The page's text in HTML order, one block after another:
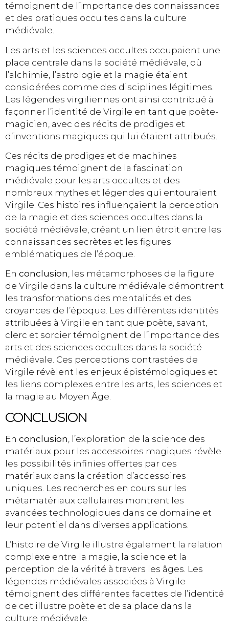
témoignent de l’importance des connaissances
et des pratiques occultes dans la culture
médiévale.
Les arts et les sciences occultes occupaient une
place centrale dans la société médiévale, où
l’alchimie, l’astrologie et la magie étaient
considérées comme des disciplines légitimes.
Les légendes virgiliennes ont ainsi contribué à
façonner l’identité de Virgile en tant que poète-
magicien, avec des récits de prodiges et
d’inventions magiques qui lui étaient attribués.
Ces récits de prodiges et de machines
magiques témoignent de la fascination
médiévale pour les arts occultes et des
nombreux mythes et légendes qui entouraient
Virgile. Ces histoires influençaient la perception
de la magie et des sciences occultes dans la
société médiévale, créant un lien étroit entre les
connaissances secrètes et les figures
emblématiques de l’époque.
En conclusion, les métamorphoses de la figure
de Virgile dans la culture médiévale démontrent
les transformations des mentalités et des
croyances de l’époque. Les différentes identités
attribuées à Virgile en tant que poète, savant,
clerc et sorcier témoignent de l’importance des
arts et des sciences occultes dans la société
médiévale. Ces perceptions contrastées de
Virgile révèlent les enjeux épistémologiques et
les liens complexes entre les arts, les sciences et
la magie au Moyen Âge.
CONCLUSION
En conclusion , l’exploration de la science des
matériaux pour les accessoires magiques révèle
les possibilités infinies offertes par ces
matériaux dans la création d’accessoires
uniques. Les recherches en cours sur les
métamatériaux cellulaires montrent les
avancées technologiques dans ce domaine et
leur potentiel dans diverses applications.
L’histoire de Virgile illustre également la relation
complexe entre la magie, la science et la
perception de la vérité à travers les âges. Les
légendes médiévales associées à Virgile
témoignent des différentes facettes de l’identité
de cet illustre poète et de sa place dans la
culture médiévale.